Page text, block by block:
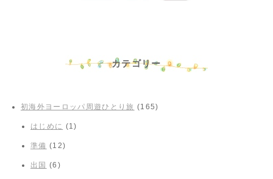
カテゴリー
初海外ヨーロッパ周遊ひとり旅 (165)
はじめに (1)
準備 (12)
出国 (6)